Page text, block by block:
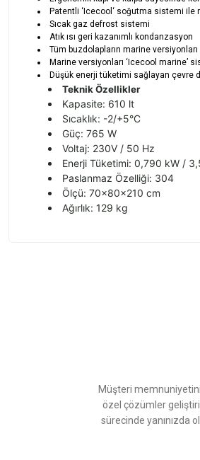
Patentli ‘Icecool‘ soğutma sistemi
Sıcak gaz defrost sistemi
Atık ısı geri kazanımlı kondanzasyon
Tüm buzdolapların marine
Marine versiyonları ‘Icecool marine’
Düşük enerji tüketimi sağlayan çevre
Teknik Özellikler
Kapasite: 610 lt
Sıcaklık: -2/+5°C
Güç: 765 W
Voltaj: 230V / 50 Hz
Enerji Tüketimi: 0,790 kW /
Paslanmaz Özelliği: 304
Ölçü: 70x80x210 cm
Ağırlık: 129 kg
Bu ürüne benzer farklı alternatifler
Müşteri
özel çözümler
sürecinde yanınızda